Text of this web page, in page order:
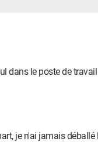
dans le poste de
je n'ai jamais déballé